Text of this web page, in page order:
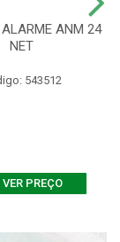
ANM 24
NET
543512
VER PREÇO